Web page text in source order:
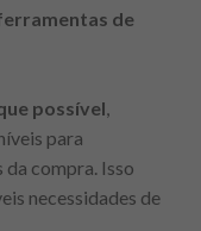
de
possível,
para
compra. Isso
necessidades de